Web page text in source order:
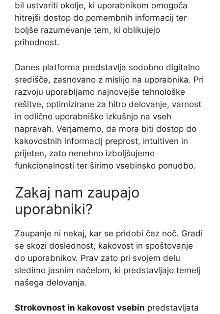
bil ustvariti okolje, ki uporabnikom omogoča
hitrejši dostop do pomembnih informacij ter
boljše razumevanje tem, ki oblikujejo
prihodnost.
Danes platforma predstavlja sodobno digitalno
središče, zasnovano z mislijo na uporabnika. Pri
razvoju uporabljamo najnovejše tehnološke
rešitve, optimizirane za hitro delovanje, varnost
in odlično uporabniško izkušnjo na vseh
napravah. Verjamemo, da mora biti dostop do
kakovostnih informacij preprost, intuitiven in
prijeten, zato nenehno izboljšujemo
funkcionalnosti ter širimo vsebinsko ponudbo.
Zakaj nam zaupajo
uporabniki?
Zaupanje ni nekaj, kar se pridobi čez noč. Gradi
se skozi doslednost, kakovost in spoštovanje
do uporabnikov. Prav zato pri svojem delu
sledimo jasnim načelom, ki predstavljajo temelj
našega delovanja.
Strokovnost in kakovost vsebin predstavljata